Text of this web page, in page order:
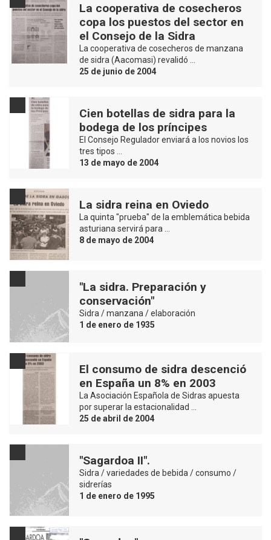
La cooperativa de cosecheros
copa los puestos del sector en
el Consejo de la Sidra
La cooperativa de cosecheros de manzana
de sidra (Aacomasi) revalidó …
25 de junio de 2004
Cien botellas de sidra para la
bodega de los príncipes
El Consejo Regulador enviará a los novios los
tres tipos …
13 de mayo de 2004
La sidra reina en Oviedo
La quinta "prueba" de la emblemática bebida
asturiana servirá para …
8 de mayo de 2004
"La sidra. Preparación y
conservación"
Sidra / manzana / elaboración
1 de enero de 1935
El consumo de sidra descenció
en España un 8% en 2003
La Asociación Española de Sidras apuesta
por superar la estacionalidad …
25 de abril de 2004
"Sagardoa II".
Sidra / variedades de bebida / consumo /
sidrerías
1 de enero de 1995